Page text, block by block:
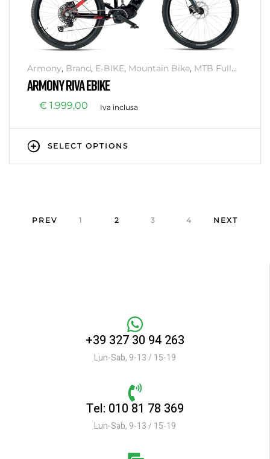
Armony, Brand, E-BIKE, Mountain Bike, MTB Full
Suspension
ARMONY RIVA EBIKE
€ 1.999,00 Iva inclusa
SELECT OPTIONS
PREV 1 2 3 4 NEXT
+39 327 30 94 263
Lun-Sab, 9-13 / 15-19
Tel: 010 81 78 369
Lun-Sab, 9-13 / 15-19